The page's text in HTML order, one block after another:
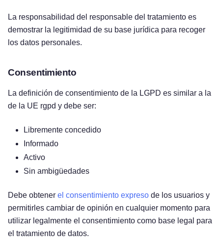
La responsabilidad del responsable del tratamiento es
demostrar la legitimidad de su base jurídica para recoger
los datos personales.
Consentimiento
La definición de consentimiento de la LGPD es similar a la
de la UE rgpd y debe ser:
Libremente concedido
Informado
Activo
Sin ambigüedades
Debe obtener el consentimiento expreso de los usuarios y
permitirles cambiar de opinión en cualquier momento para
utilizar legalmente el consentimiento como base legal para
el tratamiento de datos.